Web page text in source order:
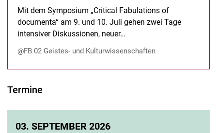
Mit dem Symposium „Critical Fabulations of
documenta“ am 9. und 10. Juli gehen zwei Tage
intensiver Diskussionen, neuer…
@FB 02 Geistes- und Kulturwissenschaften
Termine
03. SEPTEMBER 2026